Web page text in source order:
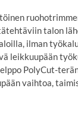
talon
ilman
leikkuupään
PolyCut-
vaihtoa,